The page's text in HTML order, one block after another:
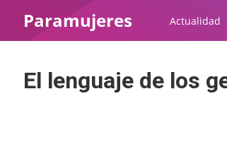
Paramujeres Actualidad
El lenguaje de los